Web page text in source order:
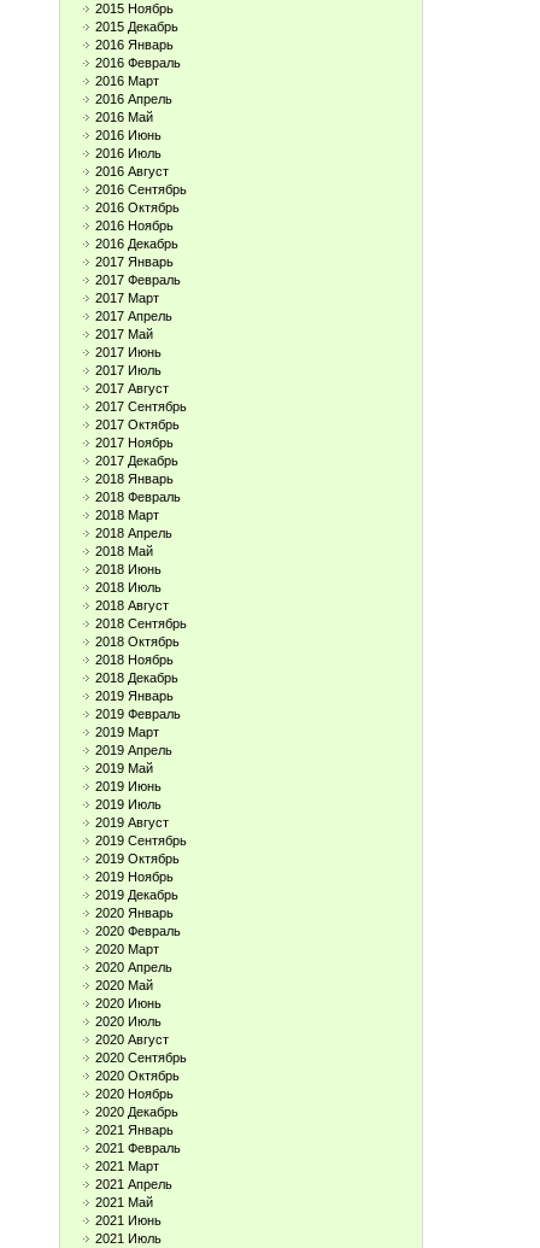
2015 Ноябрь
2015 Декабрь
2016 Январь
2016 Февраль
2016 Март
2016 Апрель
2016 Май
2016 Июнь
2016 Июль
2016 Август
2016 Сентябрь
2016 Октябрь
2016 Ноябрь
2016 Декабрь
2017 Январь
2017 Февраль
2017 Март
2017 Апрель
2017 Май
2017 Июнь
2017 Июль
2017 Август
2017 Сентябрь
2017 Октябрь
2017 Ноябрь
2017 Декабрь
2018 Январь
2018 Февраль
2018 Март
2018 Апрель
2018 Май
2018 Июнь
2018 Июль
2018 Август
2018 Сентябрь
2018 Октябрь
2018 Ноябрь
2018 Декабрь
2019 Январь
2019 Февраль
2019 Март
2019 Апрель
2019 Май
2019 Июнь
2019 Июль
2019 Август
2019 Сентябрь
2019 Октябрь
2019 Ноябрь
2019 Декабрь
2020 Январь
2020 Февраль
2020 Март
2020 Апрель
2020 Май
2020 Июнь
2020 Июль
2020 Август
2020 Сентябрь
2020 Октябрь
2020 Ноябрь
2020 Декабрь
2021 Январь
2021 Февраль
2021 Март
2021 Апрель
2021 Май
2021 Июнь
2021 Июль